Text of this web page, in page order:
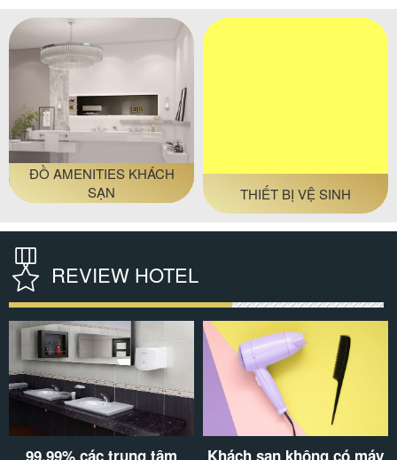
#thiết bị buồng phòng
ĐỒ AMENITIES KHÁCH
SẠN
THIẾT BỊ VỆ SINH
REVIEW HOTEL
99,99% các trung tâm
Khách sạn không có máy